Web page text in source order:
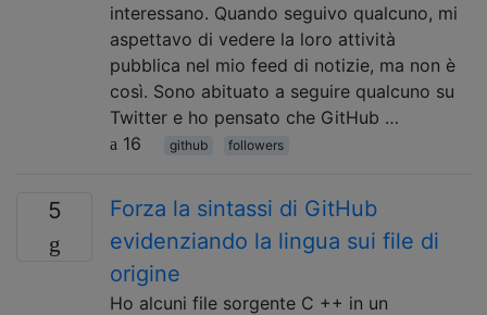
interessano. Quando seguivo qualcuno, mi
aspettavo di vedere la loro attività
pubblica nel mio feed di notizie, ma non è
così. Sono abituato a seguire qualcuno su
Twitter e ho pensato che GitHub …
16
github followers
5
Forza la sintassi di GitHub
evidenziando la lingua sui file di
origine
Ho alcuni file sorgente C ++ in un